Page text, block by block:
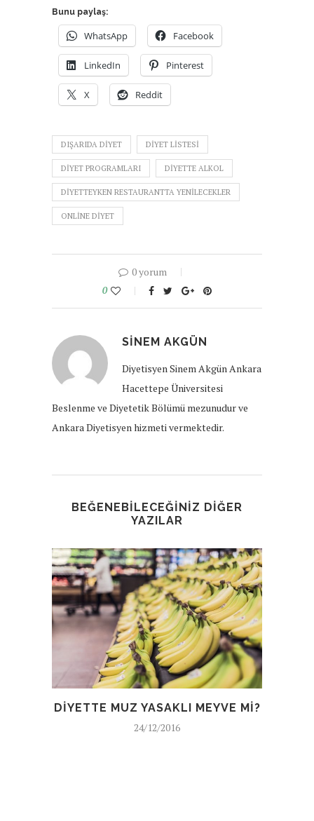
Bunu paylaş:
WhatsApp Facebook
LinkedIn Pinterest
X Reddit
DIŞARIDA DIYET DIYET LISTESI
DIYET PROGRAMLARI DIYETTE ALKOL
DIYETTEYKEN RESTAURANTTA YENILECEKLER
ONLINE DIYET
0 yorum
0
SINEM AKGÜN
Diyetisyen Sinem Akgün Ankara
Hacettepe Üniversitesi
Beslenme ve Diyetetik Bölümü mezunudur ve
Ankara Diyetisyen hizmeti vermektedir.
BEĞENEBILECEĞINIZ DIĞER
YAZILAR
DIYETTE MUZ YASAKLI MEYVE MI?
24/12/2016